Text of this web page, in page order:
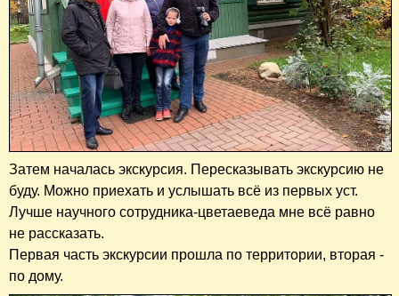
Затем началась экскурсия. Пересказывать экскурсию не
буду. Можно приехать и услышать всё из первых уст.
Лучше научного сотрудника-цветаеведа мне всё равно
не рассказать.
Первая часть экскурсии прошла по территории, вторая -
по дому.